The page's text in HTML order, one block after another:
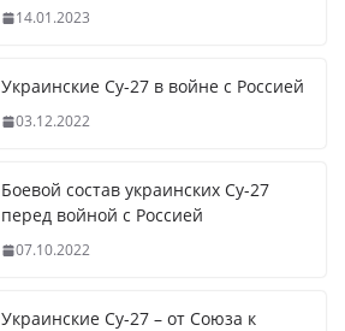
14.01.2023
Украинские Су-27 в войне с Россией
03.12.2022
Боевой состав украинских Су-27
перед войной с Россией
07.10.2022
Украинские Су-27 – от Союза к